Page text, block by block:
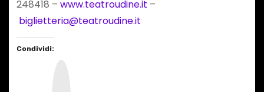
248418 – www.teatroudine.it –
biglietteria@teatroudine.it
Condividi: